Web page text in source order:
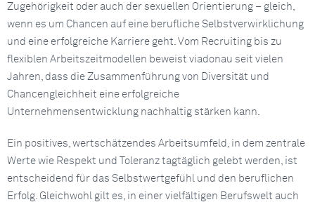
Zugehörigkeit oder auch der sexuellen Orientierung – gleich,
wenn es um Chancen auf eine berufliche Selbstverwirklichung
und eine erfolgreiche Karriere geht. Vom Recruiting bis zu
flexiblen Arbeitszeitmodellen beweist viadonau seit vielen
Jahren, dass die Zusammenführung von Diversität und
Chancengleichheit eine erfolgreiche
Unternehmensentwicklung nachhaltig stärken kann.
Ein positives, wertschätzendes Arbeitsumfeld, in dem zentrale
Werte wie Respekt und Toleranz tagtäglich gelebt werden, ist
entscheidend für das Selbstwertgefühl und den beruflichen
Erfolg. Gleichwohl gilt es, in einer vielfältigen Berufswelt auch